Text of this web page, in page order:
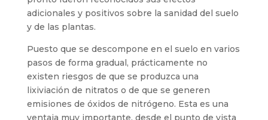
adicionales y positivos sobre la sanidad del suelo
y de las plantas.
Puesto que se descompone en el suelo en varios
pasos de forma gradual, prácticamente no
existen riesgos de que se produzca una
lixiviación de nitratos o de que se generen
emisiones de óxidos de nitrógeno. Esta es una
ventaja muy importante, desde el punto de vista